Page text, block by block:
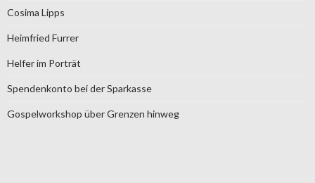
Cosima Lipps
Heimfried Furrer
Helfer im Porträt
Spendenkonto bei der Sparkasse
Gospelworkshop über Grenzen hinweg